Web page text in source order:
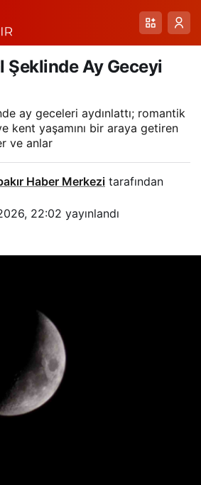
Şeklinde Ay Geceyi
ay geceleri aydınlattı; romantik
kent yaşamını bir araya getiren
ve anlar
Haber Merkezi tarafından
22:02 yayınlandı
Paylaş